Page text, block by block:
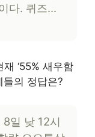
다. 퀴즈…
‘55% 새우함
들의 정답은?
일 낮 12시